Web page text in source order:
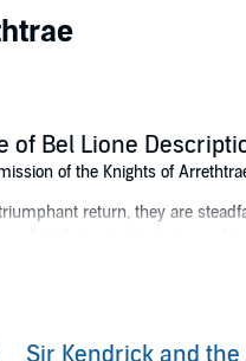
of Bel Lione
of the Knights of
return, they are
their mission is
of Lord Ra's castle, Sir
Sir Kendrick and